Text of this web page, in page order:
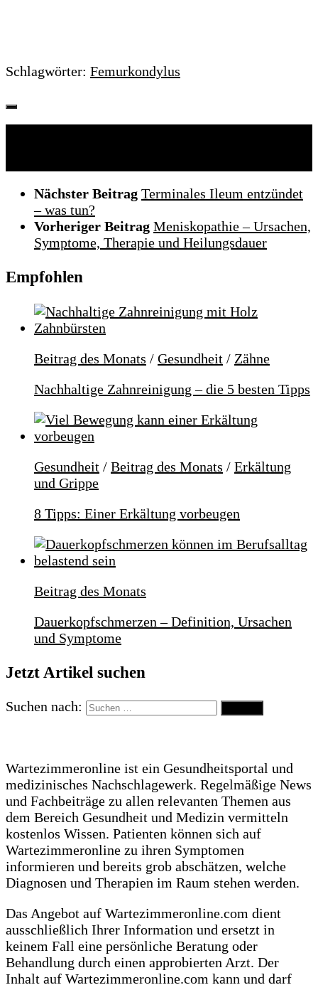
Schlagwörter: Femurkondylus
Nächster Beitrag Terminales Ileum entzündet
– was tun?
Vorheriger Beitrag Meniskopathie – Ursachen,
Symptome, Therapie und Heilungsdauer
Empfohlen
Beitrag des Monats / Gesundheit / Zähne
Nachhaltige Zahnreinigung – die 5 besten Tipps
Gesundheit / Beitrag des Monats / Erkältung
und Grippe
8 Tipps: Einer Erkältung vorbeugen
Beitrag des Monats
Dauerkopfschmerzen – Definition, Ursachen
und Symptome
Jetzt Artikel suchen
Suchen nach:
Wartezimmeronline ist ein Gesundheitsportal und
medizinisches Nachschlagewerk. Regelmäßige News
und Fachbeiträge zu allen relevanten Themen aus
dem Bereich Gesundheit und Medizin vermitteln
kostenlos Wissen. Patienten können sich auf
Wartezimmeronline zu ihren Symptomen
informieren und bereits grob abschätzen, welche
Diagnosen und Therapien im Raum stehen werden.
Das Angebot auf Wartezimmeronline.com dient
ausschließlich Ihrer Information und ersetzt in
keinem Fall eine persönliche Beratung oder
Behandlung durch einen approbierten Arzt. Der
Inhalt auf Wartezimmeronline.com kann und darf